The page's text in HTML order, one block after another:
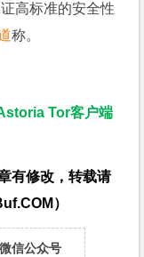
高标准的安全性
称。
Tor客户端
有修改，转载请
）
信公众号